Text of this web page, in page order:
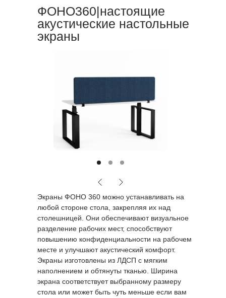
Экраны ФОНО 360 можно устанавливать на
любой стороне стола, закрепляя их над
столешницей. Они обеспечивают визуальное
разделение рабочих мест, способствуют
повышению конфиденциальности на рабочем
месте и улучшают акустический комфорт.
Экраны изготовлены из ЛДСП с мягким
наполнением и обтянуты тканью. Ширина
экрана соответствует выбранному размеру
стола или может быть чуть меньше если вам
ФОНО360|настоящие
акустические настольные
экраны